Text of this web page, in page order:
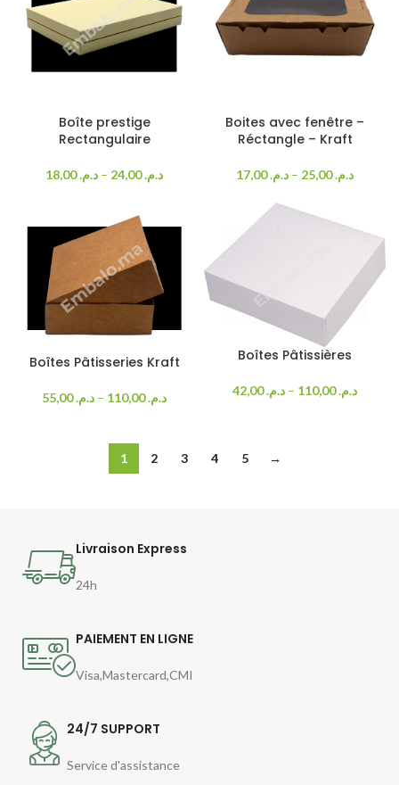
Boîte prestige
Rectangulaire
د.م.18,00 – د.م.24,00
Boites avec fenêtre –
Réctangle – Kraft
د.م.17,00 – د.م.25,00
Boîtes Pâtisseries Kraft
د.م.55,00 – د.م.110,00
Boîtes Pâtissières
د.م.42,00 – د.م.110,00
1 2 3 4 5 →
Livraison Express
24h
PAIEMENT EN LIGNE
Visa,Mastercard,CMI
24/7 SUPPORT
Service d'assistance